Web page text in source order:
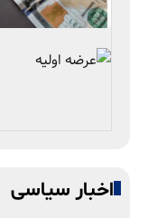
اخبار سیاسی